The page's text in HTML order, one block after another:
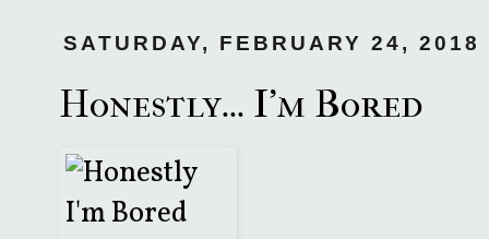
SATURDAY, FEBRUARY 24, 2018
Honestly... I'm Bored